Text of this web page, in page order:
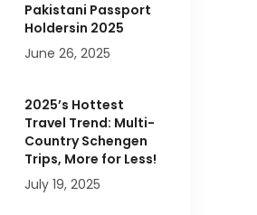
Pakistani Passport
Holdersin 2025
June 26, 2025
2025’s Hottest
Travel Trend: Multi-
Country Schengen
Trips, More for Less!
July 19, 2025